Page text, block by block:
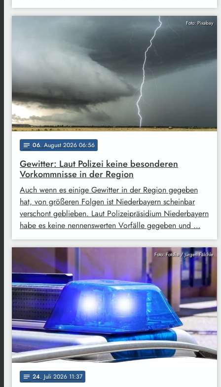
Foto: Pixabay
notes 06. August 2026 06:56
Gewitter: Laut Polizei keine besonderen
Vorkommnisse in der Region
Auch wenn es einige Gewitter in der Region gegeben
hat, von größeren Folgen ist Niederbayern scheinbar
verschont geblieben. Laut Polizeipräsidium Niederbayern
habe es keine nennenswerten Vorfälle gegeben und …
Foto: Fotolia / Jürgen Fälchle
notes 24. Juli 2026 11:37